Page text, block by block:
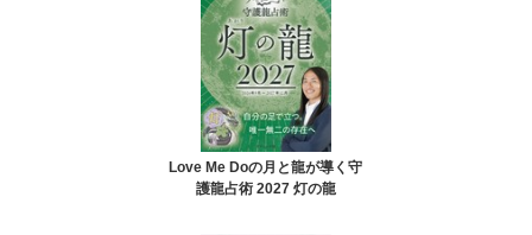
Love Me Doの月と龍が導く守
護龍占術 2027 灯の龍